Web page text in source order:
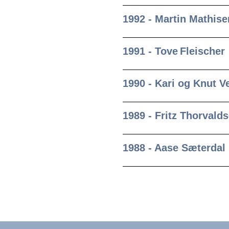
1992 - Martin
1991 - Tove Fleischer
1990 - Kari og Knut
1989 - Fritz
1988 - Aase Sæterdal